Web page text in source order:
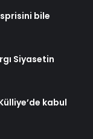
bile
Siyasetin
kabul